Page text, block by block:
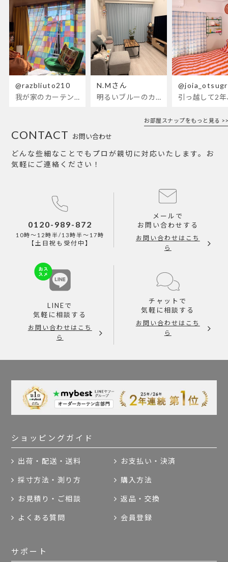
@razbliuto210
我が家のカーテンが新しくなりました🌼早起きが超絶苦手な私が、思わず朝カーテンを開けて光合成するようになったステンドグラスカーテン…！
N.Mさん
明るいブルーのカーテンで、部屋全体が明るく。白を基調とした部屋にぴったりです。
お部屋スナップをもっと見る >>
お問い合わせ
CONTACT
どんな些細なことでもプロが親切に対応いたします。お
気軽にご連絡ください！
0120-989-872
10時～12時半/13時半～17時
【土日祝も受付中】
メールで
お問い合わせする
お問い合わせはこち
ら
LINEで
気軽に相談する
お問い合わせはこち
ら
チャットで
気軽に相談する
お問い合わせはこち
ら
ショッピングガイド
出荷・配送・送料 お支払い・決済
採寸方法・測り方 購入方法
お見積り・ご相談 返品・交換
よくある質問 会員登録
サポート